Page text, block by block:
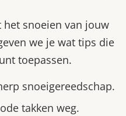
het snoeien van jouw
we je wat tips die
toepassen.
snoeigereedschap.
takken weg.